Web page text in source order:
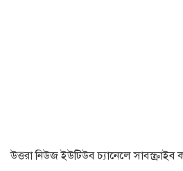
উত্তরা নিউজ ইউটিউব চ্যানেলে সাবস্ক্রাইব